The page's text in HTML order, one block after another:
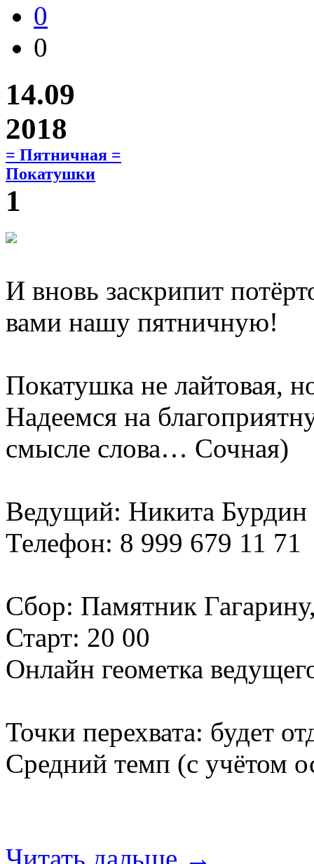
0
0
14.09
2018
= Пятничная =
Покатушки
1
И вновь заскрипит
вами нашу пятничную!
Покатушка не лайтовая,
Надеемся на
смысле слова… Сочная)
Ведущий: Никита Бурдин
Телефон: 8 999 679 11 71
Сбор: Памятник
Старт: 20 00
Онлайн геометка
Точки перехвата: будет
Средний темп (с учётом